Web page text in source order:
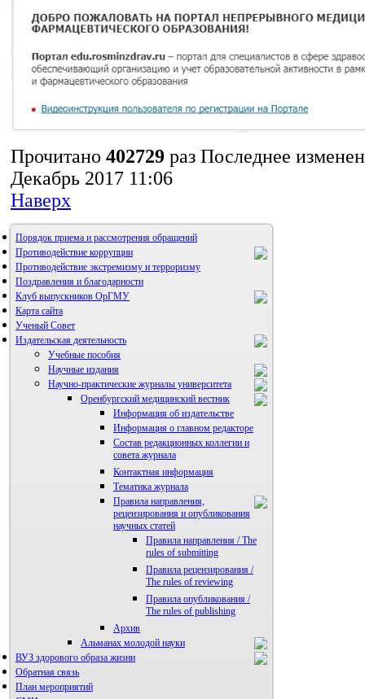
Прочитано 402729 раз Последнее
Декабрь 2017 11:06
Наверх
Порядок приема и рассмотрения обращений
Противодействие коррупции
Противодействие экстремизму и терроризму
Поздравления и благодарности
Клуб выпускников ОрГМУ
Карта сайта
Ученый Совет
Издательская деятельность
Учебные пособия
Научные издания
Научно-практические журналы университета
Оренбургский медицинский вестник
Информация об издательстве
Информация о главном редакторе
Состав редакционных коллегии и
совета журнала
Контактная информация
Тематика журнала
Правила направления,
рецензирования и опубликования
научных статей
Правила направления / The
rules of submitting
Правила рецензирования /
The rules of reviewing
Правила опубликования /
The rules of publishing
Архив
Альманах молодой науки
Редакция журнала
ВУЗ здорового образа жизни
Обратная связь
План мероприятий